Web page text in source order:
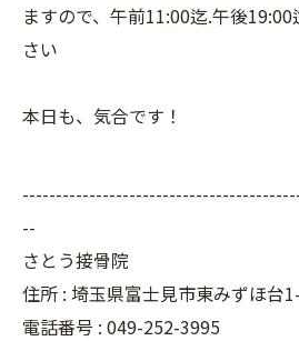
ますので、午前11:00迄.午後
さい
本日も、気合です！
--
さとう接骨院
住所 : 埼玉県富士見市東みずほ台
電話番号 : 049-252-3995